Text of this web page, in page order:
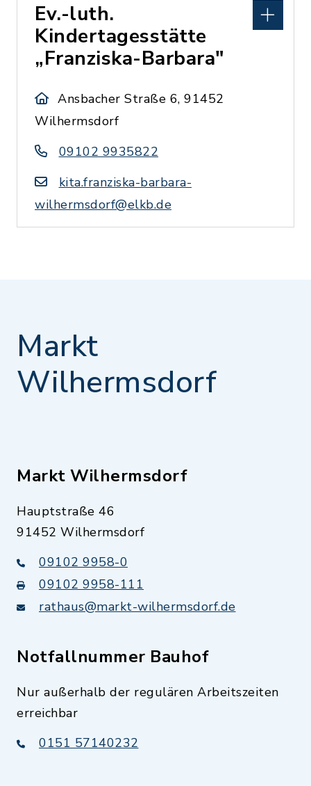
Ev.-luth.
Kindertagesstätte
„Franziska-Barbara"
Ansbacher Straße 6, 91452
Wilhermsdorf
09102 9935822
kita.franziska-barbara-
wilhermsdorf@elkb.de
Markt
Wilhermsdorf
Markt Wilhermsdorf
Hauptstraße 46
91452 Wilhermsdorf
09102 9958-0
09102 9958-111
rathaus@markt-wilhermsdorf.de
Notfallnummer Bauhof
Nur außerhalb der regulären Arbeitszeiten
erreichbar
0151 57140232